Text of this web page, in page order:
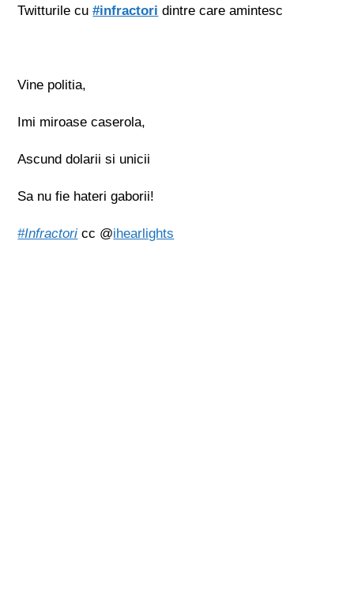
Twitturile cu#infractori dintre care amintesc
Vine politia,
Imi miroase caserola,
Ascund dolarii si unicii
Sa nu fie hateri gaborii!
#Infractori cc @ihearlights